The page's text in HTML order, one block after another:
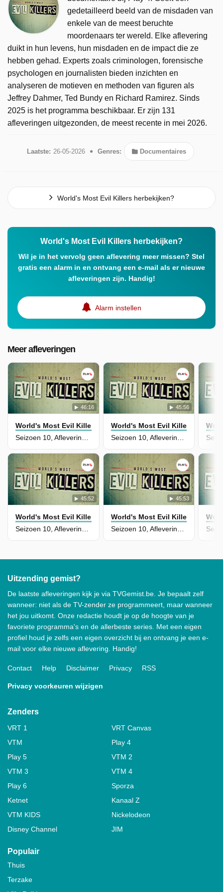
gedetailleerd beeld van de misdaden van
enkele van de meest beruchte
moordenaars ter wereld. Elke aflevering
duikt in hun levens, hun misdaden en de impact die ze
hebben gehad. Experts zoals criminologen, forensische
psychologen en journalisten bieden inzichten en
analyseren de motieven en methoden van figuren als
Jeffrey Dahmer, Ted Bundy en Richard Ramirez. Sinds
2025 is het programma beschikbaar. Er zijn 131
afleveringen uitgezonden, de meest recente in mei 2026.
Laatste: 26-05-2026 Genres: Documentaires
World's Most Evil Killers herbekijken?
World's Most Evil Killers herbekijken?
Wil je in het vervolg geen aflevering meer missen? Stel
gratis een alarm in en ontvang een e-mail als er nieuwe
afleveringen zijn. Handig!
Alarm instellen
Meer afleveringen
46:16
World's Most Evil Killers
Seizoen 10, Aflevering 19 - Diane and Rachel Staudte
45:56
World's Most Evil Killers
Seizoen 10, Aflevering 18 - Robert Honsch
45:52
World's Most Evil Killers
45:53
World's Most Evil Killers
Uitzending gemist?
De laatste afleveringen kijk je via TVGemist.be. Je bepaalt zelf
wanneer: niet als de TV-zender ze programmeert, maar wanneer
het jou uitkomt. Onze redactie houdt je op de hoogte van je
favoriete programma's en de allerbeste series. Met een eigen
profiel houd je zelfs een eigen overzicht bij en ontvang je een e-
mail voor elke nieuwe aflevering. Handig!
Contact Help Disclaimer Privacy RSS
Privacy voorkeuren wijzigen
Zenders
VRT 1
VRT Canvas
VTM
Play 4
Play 5
VTM 2
VTM 3
VTM 4
Play 6
Sporza
Ketnet
Kanaal Z
VTM KIDS
Nickelodeon
Disney Channel
JIM
Populair
Thuis
Terzake